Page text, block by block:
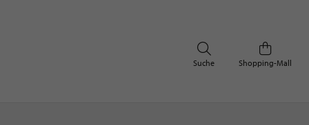
Shopping-Mall
Suche